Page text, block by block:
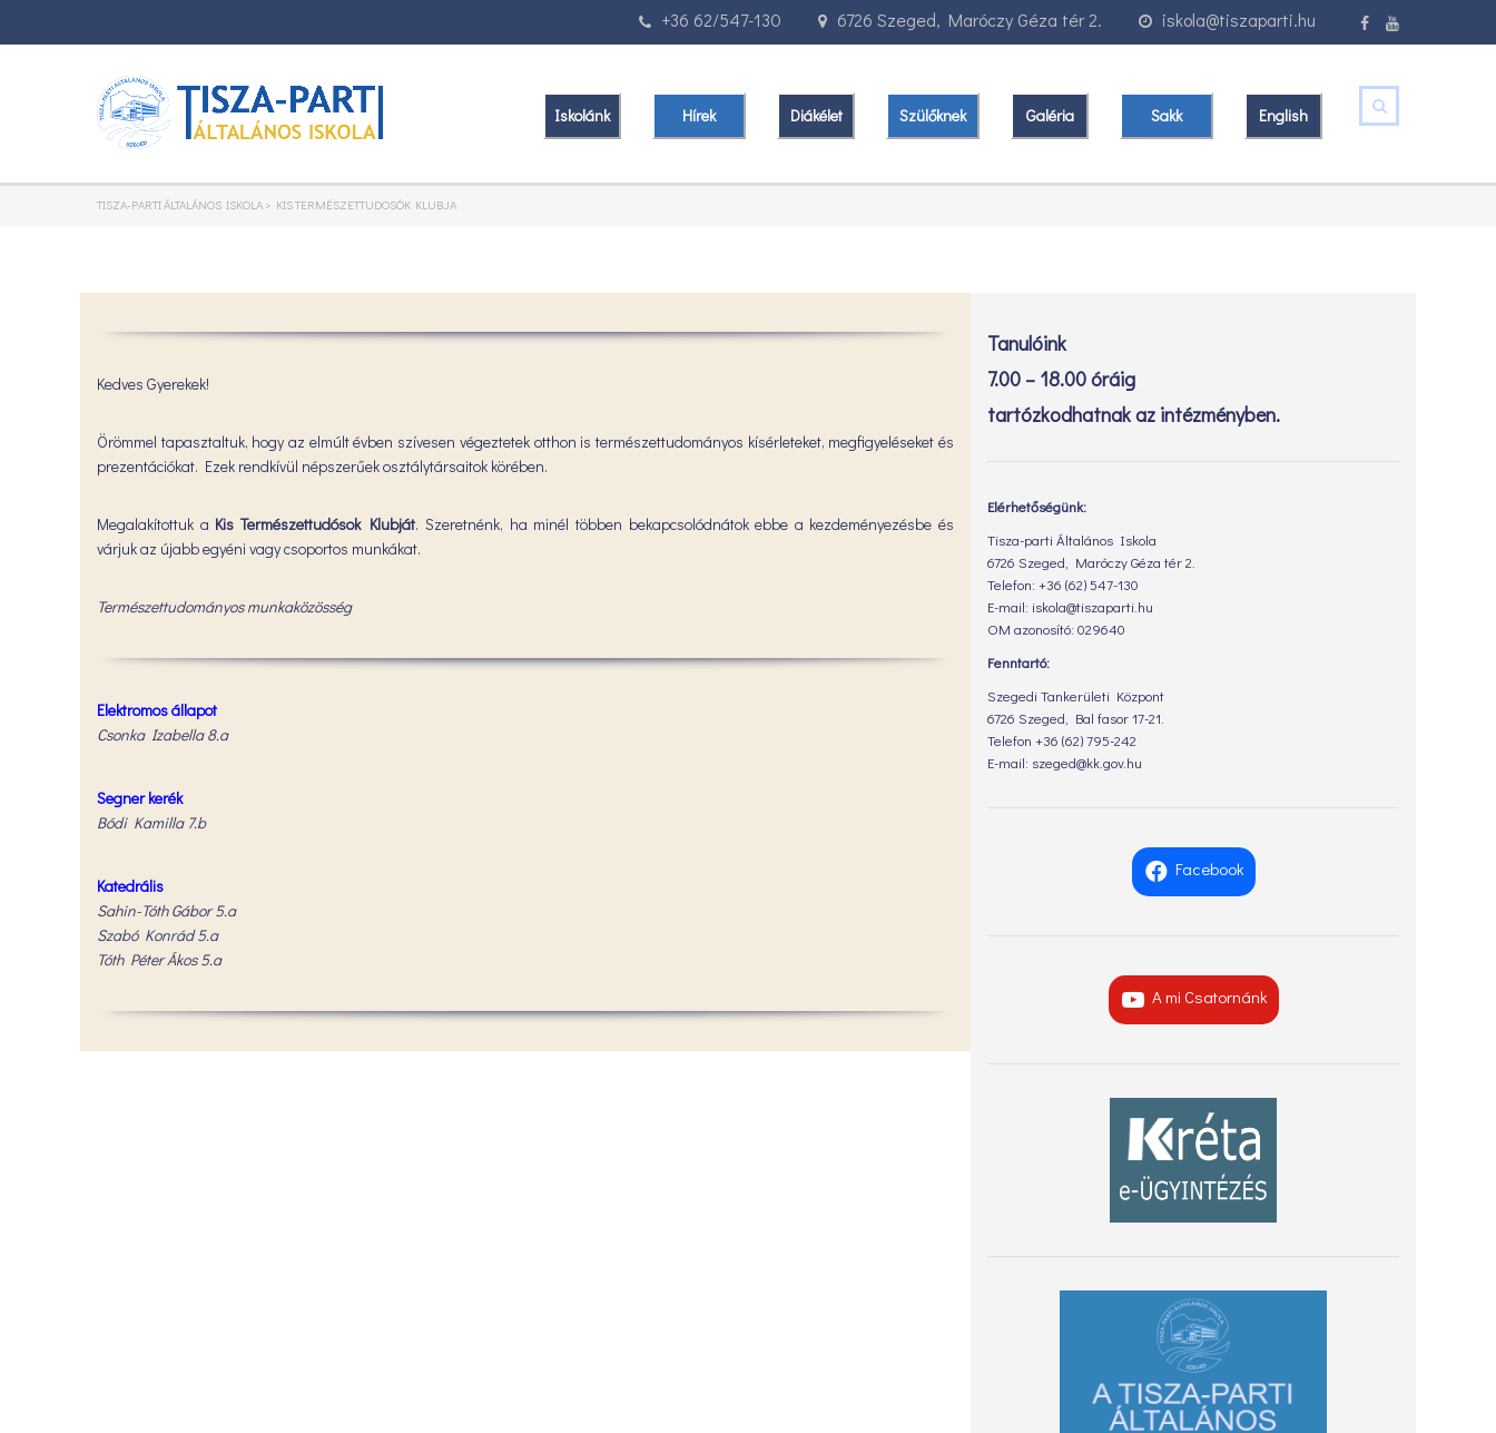
iskola@tiszaparti.hu
6726 Szeged, Maróczy Géza tér 2.
+36 62/547-130
Iskolánk Hírek Diákélet Szülőknek Galéria Sakk English
TISZA-PARTI ÁLTALÁNOS ISKOLA > KIS TERMÉSZETTUDOSÓK KLUBJA
Kedves Gyerekek!
Örömmel tapasztaltuk, hogy az elmúlt évben szívesen végeztetek otthon is természettudományos kísérleteket, megfigyeléseket és
prezentációkat. Ezek rendkívül népszerűek osztálytársaitok körében.
Megalakítottuk a Kis Természettudósok Klubját. Szeretnénk, ha minél többen bekapcsolódnátok ebbe a kezdeményezésbe és
várjuk az újabb egyéni vagy csoportos munkákat.
Természettudományos munkaközösség
Elektromos állapot
Csonka Izabella 8.a
Segner kerék
Bódi Kamilla 7.b
Katedrális
Sahin-Tóth Gábor 5.a
Szabó Konrád 5.a
Tóth Péter Ákos 5.a
Tanulóink
7.00 – 18.00 óráig
tartózkodhatnak az intézményben.
Elérhetőségünk:
Tisza-parti Általános Iskola
6726 Szeged, Maróczy Géza tér 2.
Telefon: +36 (62) 547-130
E-mail: iskola@tiszaparti.hu
OM azonosító: 029640
Fenntartó:
Szegedi Tankerületi Központ
6726 Szeged, Bal fasor 17-21.
Telefon +36 (62) 795-242
E-mail: szeged@kk.gov.hu
Facebook
A mi Csatornánk